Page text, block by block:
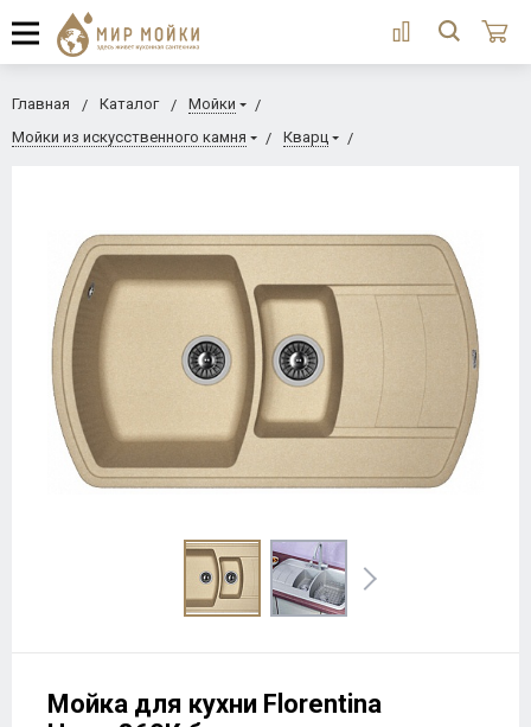
Главная Каталог
Мойки
Мойки из искусственного камня
Кварц
Мойка для кухни Florentina